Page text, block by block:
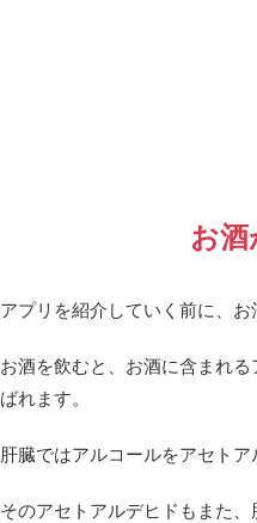
お
アプリを紹介していく前に、
お酒を飲むと、お酒に含まれ
ばれます。
肝臓ではアルコールをアセトア
そのアセトアルデヒドもまた、